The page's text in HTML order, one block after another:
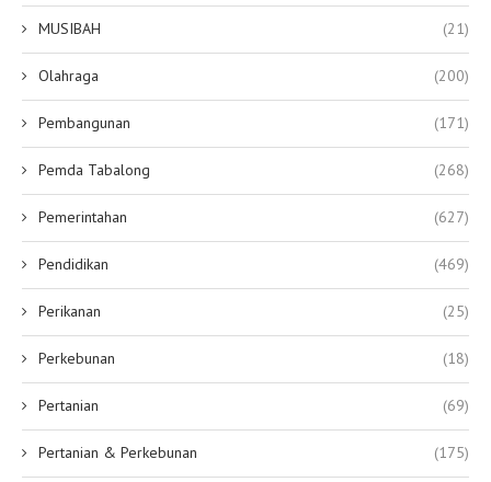
MUSIBAH (21)
Olahraga (200)
Pembangunan (171)
Pemda Tabalong (268)
Pemerintahan (627)
Pendidikan (469)
Perikanan (25)
Perkebunan (18)
Pertanian (69)
Pertanian & Perkebunan (175)